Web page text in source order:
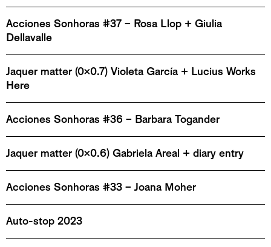
Acciones Sonhoras #37 – Rosa Llop + Giulia
Dellavalle
Jaquer matter (0x0.7) Violeta García + Lucius Works
Here
Acciones Sonhoras #36 – Barbara Togander
Jaquer matter (0x0.6) Gabriela Areal + diary entry
Acciones Sonhoras #33 – Joana Moher
Auto-stop 2023